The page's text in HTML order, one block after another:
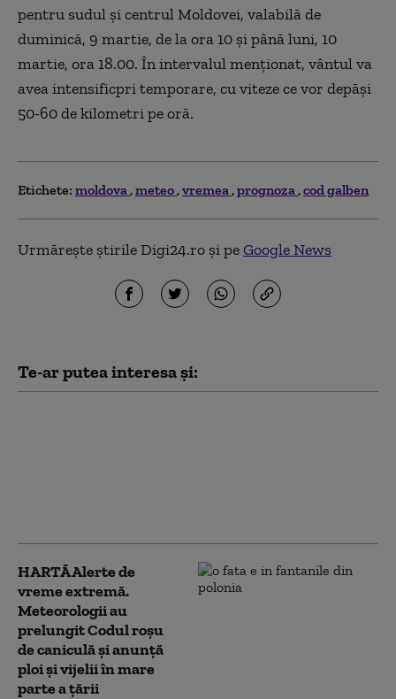
pentru sudul și centrul Moldovei, valabilă de
duminică, 9 martie, de la ora 10 și până luni, 10
martie, ora 18.00. În intervalul menționat, vântul va
avea intensificpri temporare, cu viteze ce vor depăși
50-60 de kilometri pe oră.
Etichete: moldova meteo vremea prognoza cod galben
Urmărește știrile Digi24.ro și peGoogle News
Te-ar putea interesa și:
HARTĂ Alerte de
vreme extremă.
Meteorologii au
prelungit Codul roșu
de caniculă și anunță
ploi și vijelii în mare
parte a țării